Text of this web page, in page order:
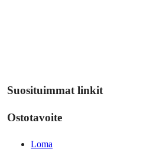
Suosituimmat linkit
Ostotavoite
Loma